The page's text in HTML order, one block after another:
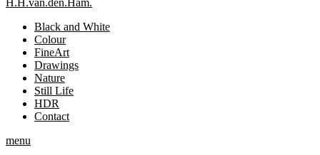
H.H.van.den.Ham.
Black and White
Colour
FineArt
Drawings
Nature
Still Life
HDR
Contact
menu